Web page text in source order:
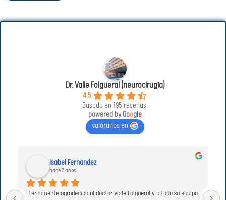
Dr. Valle Folgueral (neurocirugía)
4.5
Basado en 195 reseñas.
powered byGooge
valóranos en
M Dolores Lozano
hace 2 años